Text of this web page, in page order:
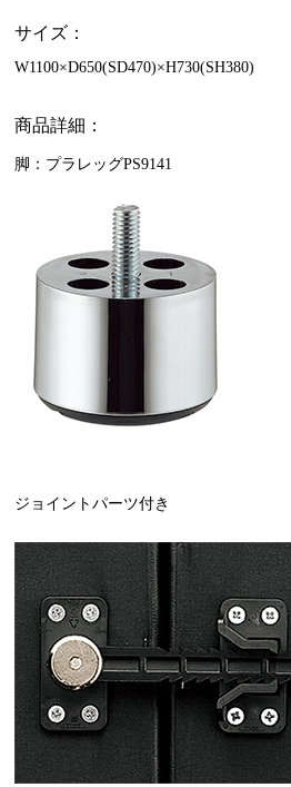
サイズ：
W1100×D650(SD470)×H730(SH380)
商品詳細：
脚：プラレッグPS9141
ジョイントパーツ付き